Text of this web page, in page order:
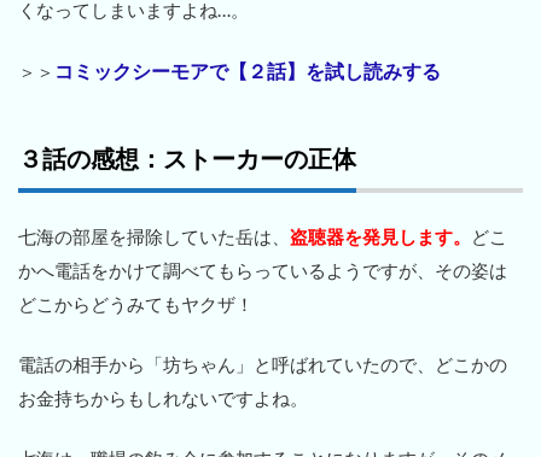
くなってしまいますよね…。
＞＞ コミックシーモアで【２話】を試し読みする
３話の感想：ストーカーの正体
七海の部屋を掃除していた岳は、 盗聴器を発見します。
どこ
かへ電話をかけて調べてもらっているようですが、その姿は
どこからどうみてもヤクザ！
電話の相手から「坊ちゃん」と呼ばれていたので、どこかの
お金持ちからもしれないですよね。